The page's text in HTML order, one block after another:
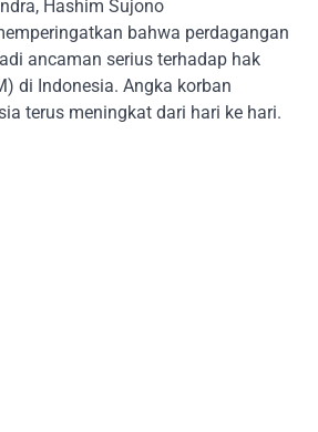
Hashim Sujono
bahwa perdagangan
ancaman serius terhadap hak
di Indonesia. Angka korban
terus meningkat dari hari ke hari.